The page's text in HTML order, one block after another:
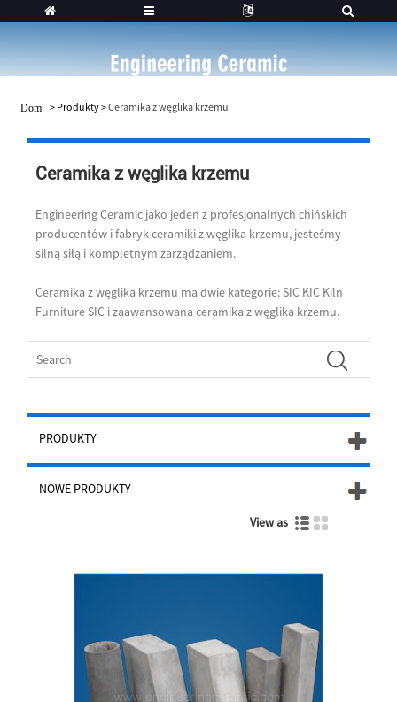
Dom > Produkty>Ceramika z węglika krzemu
Ceramika z węglika krzemu
Engineering Ceramic jako jeden z profesjonalnych chińskich
producentów i fabryk ceramiki z węglika krzemu, jesteśmy
silną siłą i kompletnym zarządzaniem.
Ceramika z węglika krzemu ma dwie kategorie: SIC KIC Kiln
Furniture SIC i zaawansowana ceramika z węglika krzemu.
PRODUKTY
NOWE PRODUKTY
View as